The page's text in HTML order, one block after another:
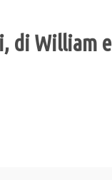
di William e